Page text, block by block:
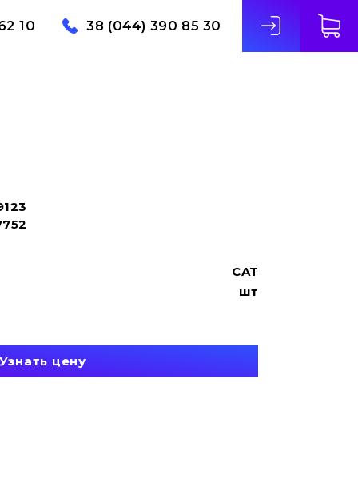
10 38 (044) 390 85 30
CAT
шт
цену